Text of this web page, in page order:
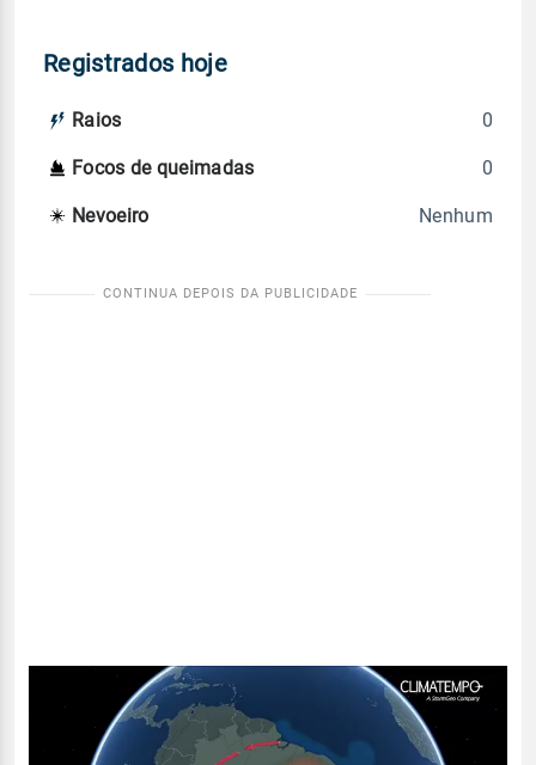
Registrados hoje
Raios 0
Focos de queimadas 0
Nevoeiro Nenhum